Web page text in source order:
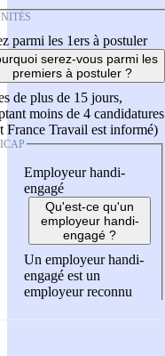
parmi les 1ers à postuler
serez-vous parmi les
premiers à postuler ?
de plus de 15 jours,
moins de 4 candidatures
France Travail est informé)
Employeur handi-
engagé
Qu'est-ce qu'un
employeur handi-
engagé ?
Un employeur handi-
engagé est un
employeur reconnu